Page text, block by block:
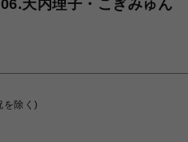
天内理子・こぎみゅん
を除く)